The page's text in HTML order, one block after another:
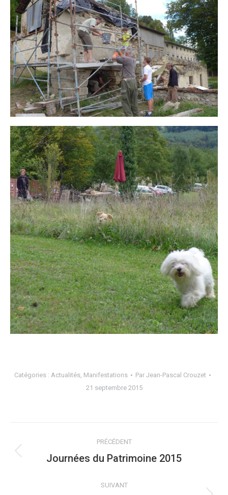
Catégories : Actualités, Manifestations Par Jean-Pascal Crouzet
21 septembre 2015
ARTICLE
PRÉCÉDENT
Article
:
Journées du Patrimoine 2015
SUIVANT